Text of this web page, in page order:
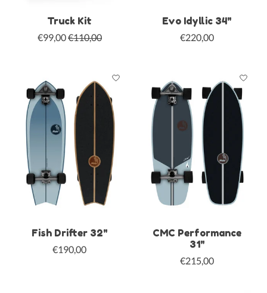
Truck Kit
€99,00€110,00
Evo Idyllic 34"
€220,00
Fish Drifter 32"
€190,00
CMC Performance
31"
€215,00